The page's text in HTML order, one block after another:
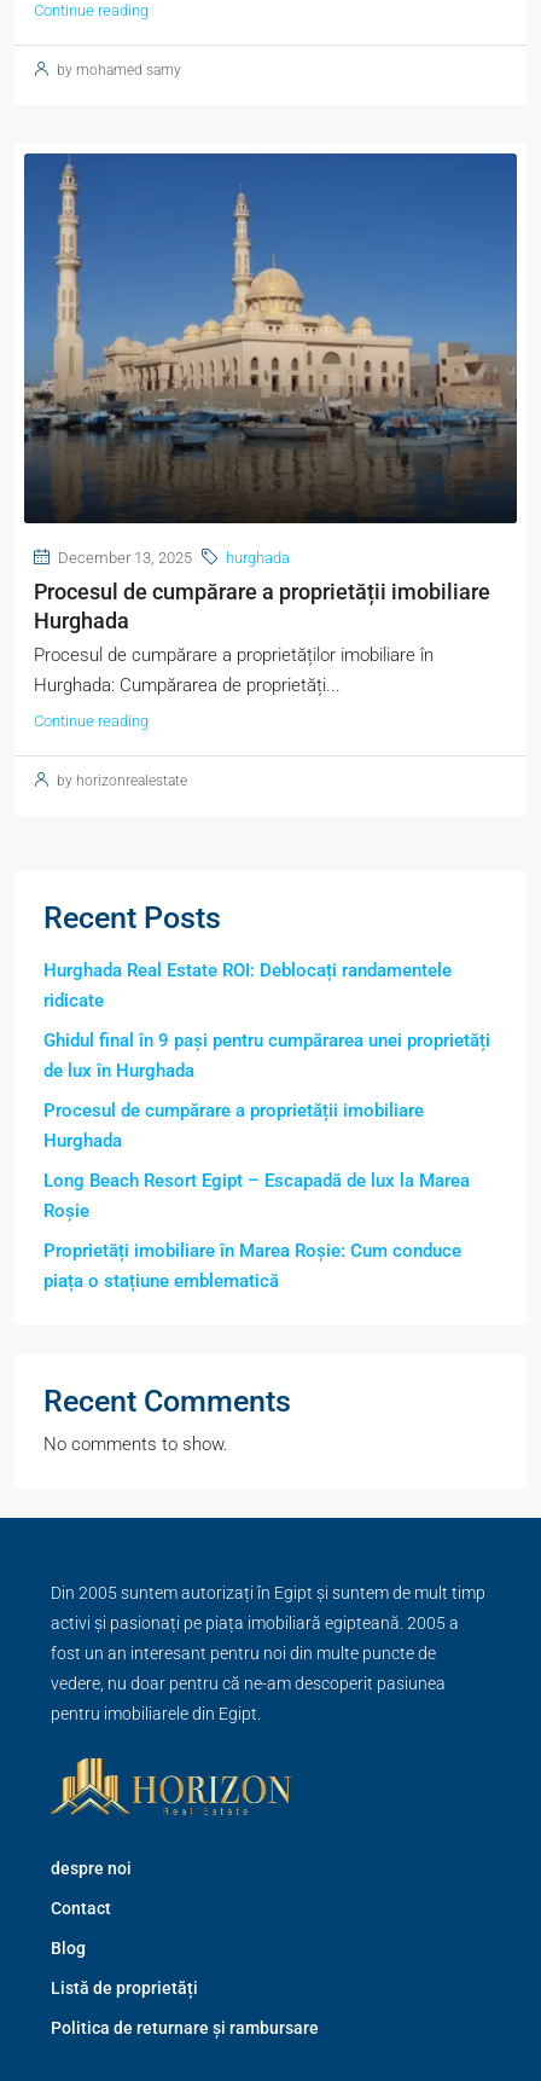
Continue reading
by mohamed samy
December 13, 2025 hurghada
Procesul de cumpărare a proprietății imobiliare
Hurghada
Procesul de cumpărare a proprietăților imobiliare în
Hurghada: Cumpărarea de proprietăți...
Continue reading
by horizonrealestate
Recent Posts
Hurghada Real Estate ROI: Deblocați randamentele
ridicate
Ghidul final în 9 pași pentru cumpărarea unei proprietăți
de lux în Hurghada
Procesul de cumpărare a proprietății imobiliare
Hurghada
Long Beach Resort Egipt – Escapadă de lux la Marea
Roșie
Proprietăți imobiliare în Marea Roșie: Cum conduce
piața o stațiune emblematică
Recent Comments
No comments to show.
Din 2005 suntem autorizați în Egipt și suntem de mult timp
activi și pasionați pe piața imobiliară egipteană. 2005 a
fost un an interesant pentru noi din multe puncte de
vedere, nu doar pentru că ne-am descoperit pasiunea
pentru imobiliarele din Egipt.
despre noi
Contact
Blog
Listă de proprietăți
Politica de returnare și rambursare